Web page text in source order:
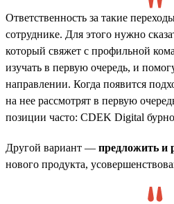
Ответственность за такие
сотруднике. Для этого нужно
который свяжет с профильной
изучать в первую очередь, и
направлении. Когда появится
на нее рассмотрят в первую
позиции часто: CDEK Digital бурно
Другой вариант — предложить и
нового продукта,